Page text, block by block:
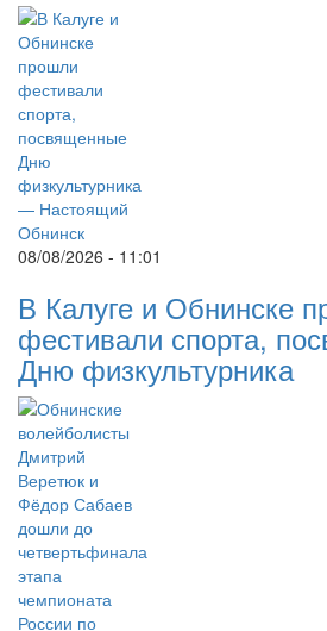
08/08/2026 - 11:01
В Калуге и Обнинске
фестивали спорта,
Дню физкультурника